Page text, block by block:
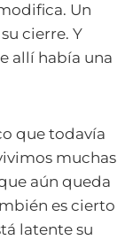
Un
cierre. Y
allí había una
que todavía
muchas
aún queda
es cierto
latente su